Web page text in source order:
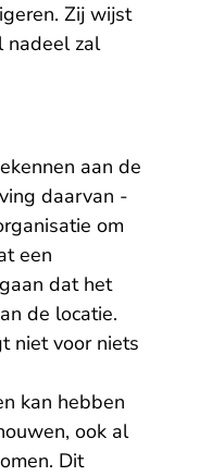
Zij wijst
nadeel zal
aan de
daarvan -
om
een
dat het
de locatie.
niet voor niets
kan hebben
ook al
Dit